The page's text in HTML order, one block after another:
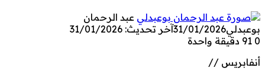
عبد الرحمان
بوعبدلي31/01/2026آخر تحديث: 31/01/2026
0
دقيقة واحدة
أنفابريس //